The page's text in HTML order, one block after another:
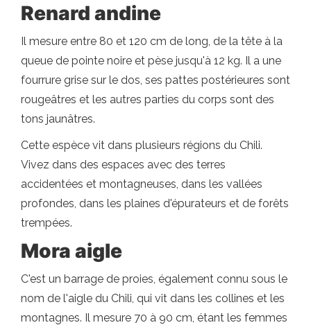
Renard andine
Il mesure entre 80 et 120 cm de long, de la tête à la
queue de pointe noire et pèse jusqu'à 12 kg. Il a une
fourrure grise sur le dos, ses pattes postérieures sont
rougeâtres et les autres parties du corps sont des
tons jaunâtres.
Cette espèce vit dans plusieurs régions du Chili.
Vivez dans des espaces avec des terres
accidentées et montagneuses, dans les vallées
profondes, dans les plaines d'épurateurs et de forêts
trempées.
Mora aigle
C'est un barrage de proies, également connu sous le
nom de l'aigle du Chili, qui vit dans les collines et les
montagnes. Il mesure 70 à 90 cm, étant les femmes